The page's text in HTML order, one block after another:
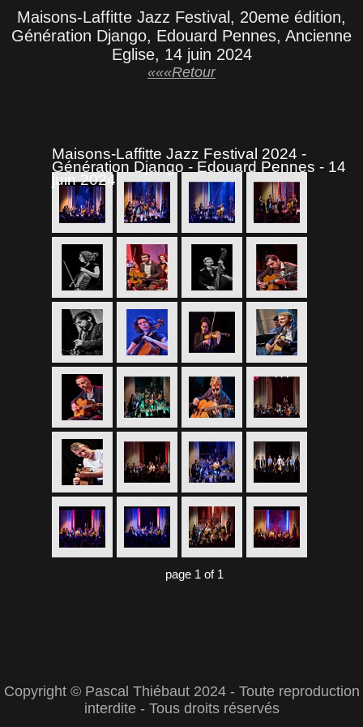
Maisons-Laffitte Jazz Festival, 20eme édition,
Génération Django, Edouard Pennes, Ancienne
Eglise, 14 juin 2024
«««Retour
Maisons-Laffitte Jazz Festival 2024 -
Génération Django - Edouard Pennes - 14
juin 2024
page 1 of 1
Copyright © Pascal Thiébaut 2024 - Toute reproduction
interdite - Tous droits réservés